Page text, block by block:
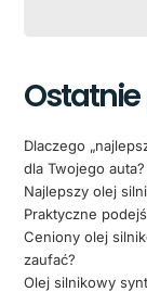
Dlaczego
dla Twojego auta?
Najlepszy olej
Praktyczne
Ceniony olej
zaufać?
Olej silnikowy